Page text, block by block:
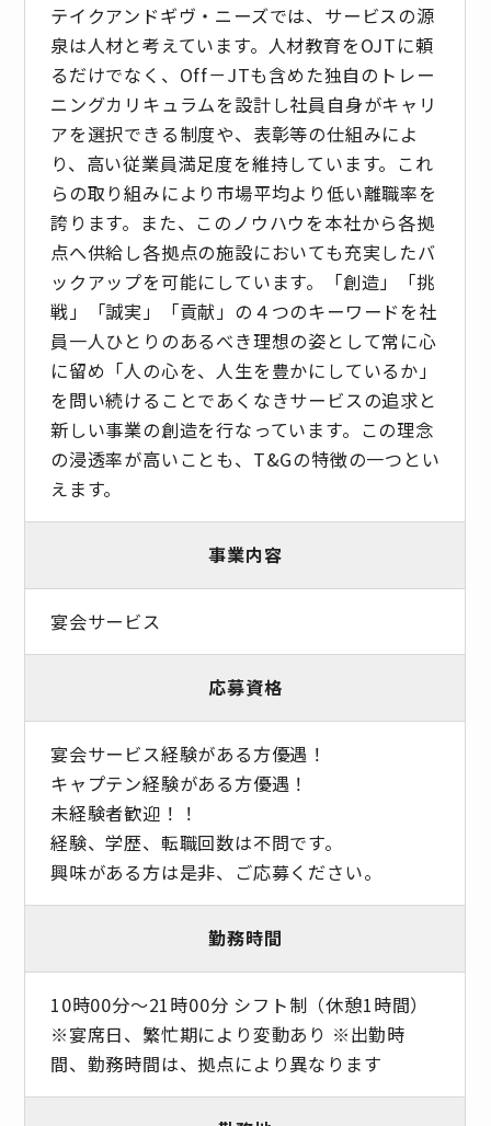
テイクアンドギヴ・ニーズでは、サービスの源
泉は人材と考えています。人材教育をOJTに頼
るだけでなく、Off－JTも含めた独自のトレー
ニングカリキュラムを設計し社員自身がキャリ
アを選択できる制度や、表彰等の仕組みによ
り、高い従業員満足度を維持しています。これ
らの取り組みにより市場平均より低い離職率を
誇ります。また、このノウハウを本社から各拠
点へ供給し各拠点の施設においても充実したバ
ックアップを可能にしています。「創造」「挑
戦」「誠実」「貢献」の４つのキーワードを社
員一人ひとりのあるべき理想の姿として常に心
に留め「人の心を、人生を豊かにしているか」
を問い続けることであくなきサービスの追求と
新しい事業の創造を行なっています。この理念
の浸透率が高いことも、T&Gの特徴の一つとい
えます。
事業内容
宴会サービス
応募資格
宴会サービス経験がある方優遇！
キャプテン経験がある方優遇！
未経験者歓迎！！
経験、学歴、転職回数は不問です。
興味がある方は是非、ご応募ください。
勤務時間
10時00分〜21時00分 シフト制（休憩1時間）
※宴席日、繁忙期により変動あり ※出勤時
間、勤務時間は、拠点により異なります